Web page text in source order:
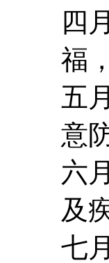
四
福
五
意
六
及
七